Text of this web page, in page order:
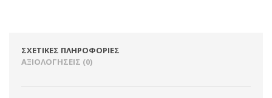
ΣΧΕΤΙΚΈΣ ΠΛΗΡΟΦΟΡΊΕΣ
ΑΞΙΟΛΟΓΉΣΕΙΣ (0)